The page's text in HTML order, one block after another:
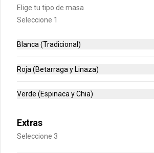
130gr
Elige tu tipo de masa
Seleccione 1
Blanca (Tradicional)
Roja (Betarraga y Linaza)
Verde (Espinaca y Chia)
Extras
Seleccione 3